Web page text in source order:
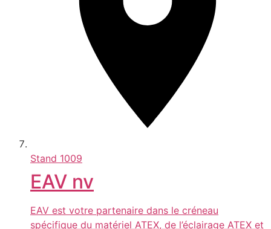
Stand 1009
EAV nv
EAV est votre partenaire dans le créneau
spécifique du matériel ATEX, de l’éclairage ATEX et